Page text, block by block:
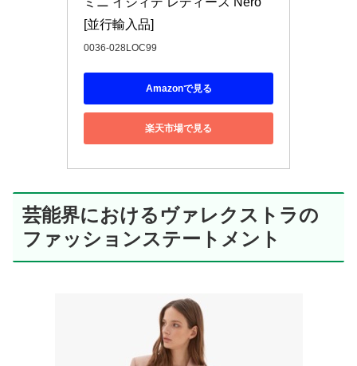
[並行輸入品]
0036-028LOC99
Amazonで見る
楽天市場で見る
芸能界におけるヴァレクストラの
ファッションステートメント